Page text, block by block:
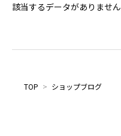
該当するデータがありません
TOP > ショップブログ